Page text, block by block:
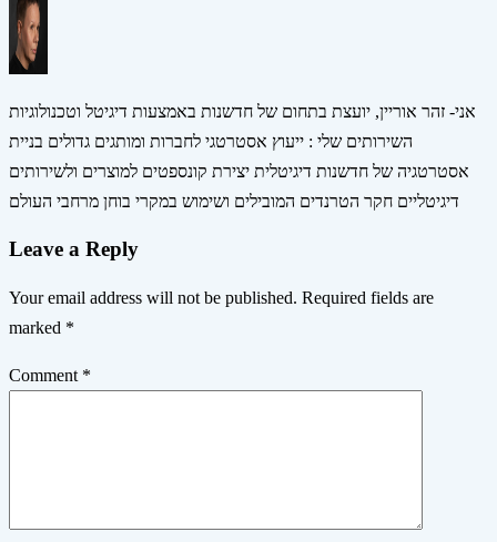
אני- זהר אוריין, יועצת בתחום של חדשנות באמצעות דיגיטל וטכנולוגיות
השירותים שלי : ייעוץ אסטרטגי לחברות ומותגים גדולים בניית
אסטרטגיה של חדשנות דיגיטלית יצירת קונספטים למוצרים ולשירותים
דיגיטליים חקר הטרנדים המובילים ושימוש במקרי בוחן מרחבי העולם
Leave a Reply
Your email address will not be published. Required fields are
marked *
Comment *